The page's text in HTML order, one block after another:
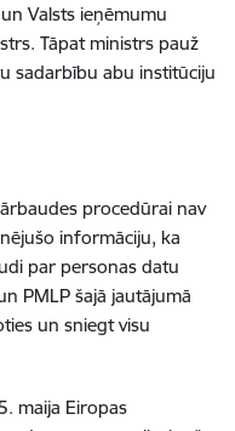
Valsts ieņēmumu
Tāpat ministrs pauž
sadarbību abu institūciju
procedūrai nav
informāciju, ka
par personas datu
PMLP šajā jautājumā
un sniegt visu
maija Eiropas